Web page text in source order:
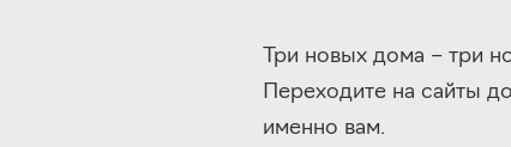
Три новых дома – три
Переходите на сайты
именно вам.